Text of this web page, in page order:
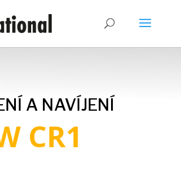
A NAVÍJENÍ
CR1